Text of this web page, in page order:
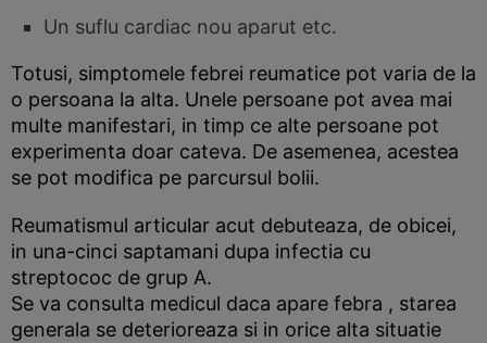
Un suflu cardiac nou aparut etc.
Totusi, simptomele febrei reumatice pot varia de la
o persoana la alta. Unele persoane pot avea mai
multe manifestari, in timp ce alte persoane pot
experimenta doar cateva. De asemenea, acestea
se pot modifica pe parcursul bolii.
Reumatismul articular acut debuteaza, de obicei,
in una-cinci saptamani dupa infectia cu
streptococ de grup A.
Se va consulta medicul daca apare febra , starea
generala se deterioreaza si in orice alta situatie